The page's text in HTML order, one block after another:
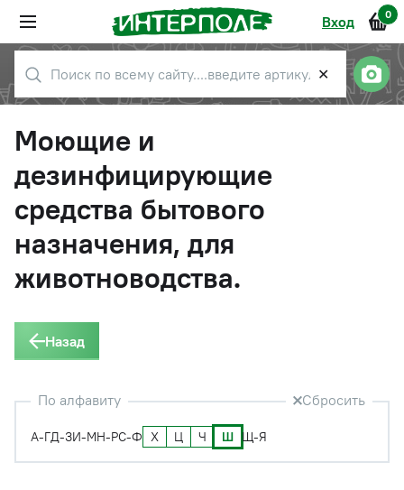
Вход 0
✕
Моющие и
дезинфицирующие
средства бытового
назначения, для
животноводства.
Назад
По алфавиту Сбросить
А-ГД-ЗИ-МН-РС-Ф Х Ц Ч Ш Щ-Я